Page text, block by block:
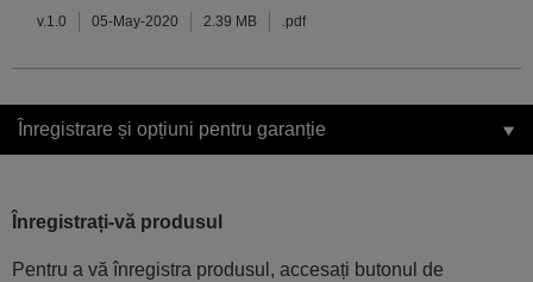
v.1.0 05-May-2020 2.39 MB .pdf
Înregistrare și opțiuni pentru garanție
Înregistrați-vă produsul
Pentru a vă înregistra produsul, accesați butonul de